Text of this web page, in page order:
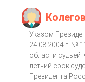
Указом
24.08.2004 г. №
области судьей
летний срок
Президента